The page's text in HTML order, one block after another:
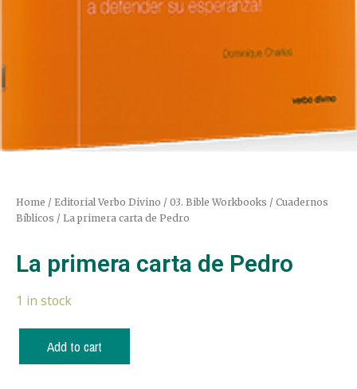
Home / Editorial Verbo Divino / 03. Bible Workbooks / Cuadernos
Bíblicos / La primera carta de Pedro
La primera carta de Pedro
1 in stock
Add to cart